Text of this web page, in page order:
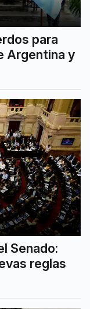
para
Argentina y
Senado:
reglas